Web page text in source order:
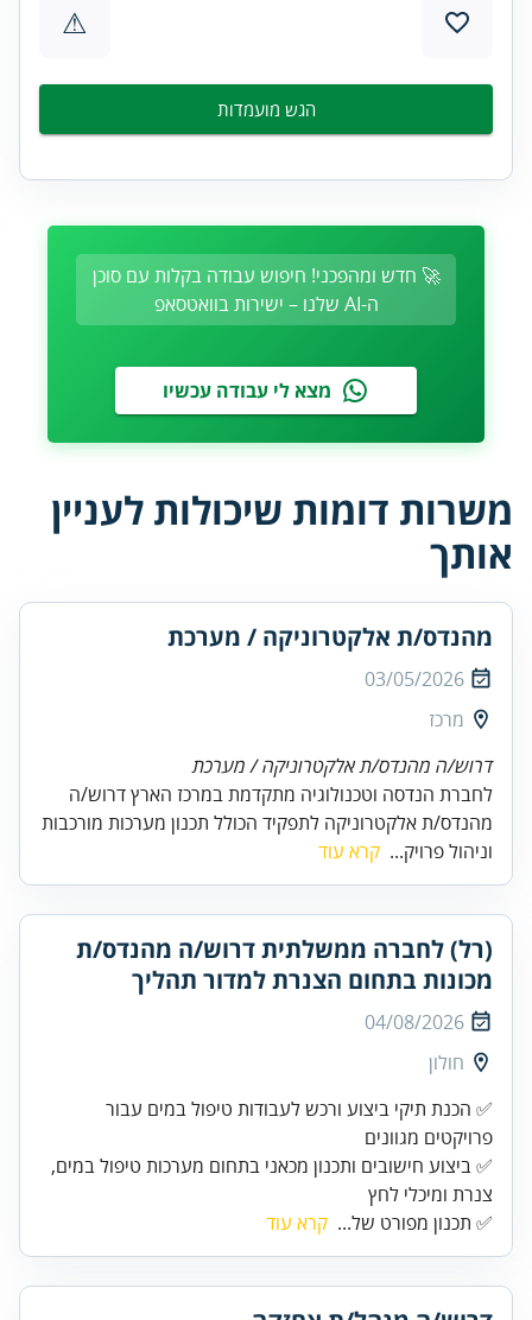
⚠
הגש מועמדות
🚀 חדש ומהפכני! חיפוש עבודה בקלות עם סוכן
ה-AI שלנו – ישירות בוואטסאפ
מצא לי עבודה עכשיו
משרות דומות שיכולות לעניין
אותך
מהנדס/ת אלקטרוניקה / מערכת
03/05/2026
מרכז
דרוש/ה מהנדס/ת אלקטרוניקה / מערכת
לחברת הנדסה וטכנולוגיה מתקדמת במרכז הארץ דרוש/ה
מהנדס/ת אלקטרוניקה לתפקיד הכולל תכנון מערכות מורכבות
וניהול פרויק... קרא עוד
(רל) לחברה ממשלתית דרוש/ה מהנדס/ת
מכונות בתחום הצנרת למדור תהליך
04/08/2026
חולון
✅ הכנת תיקי ביצוע ורכש לעבודות טיפול במים עבור
✅ ביצוע חישובים ותכנון מכאני בתחום מערכות טיפול במים,
צנרת ומיכלי לחץ
✅ תכנון מפורט של... קרא עוד